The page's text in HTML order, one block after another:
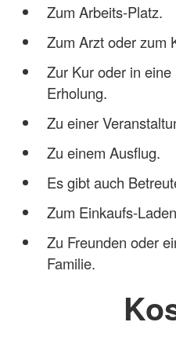
Zum Arbeits-Platz.
Zum Arzt oder zum
Zur Kur oder in
Erholung.
Zu einer
Zu einem Ausflug.
Es gibt auch
Zum Einkaufs-
Zu Freunden oder
Familie.